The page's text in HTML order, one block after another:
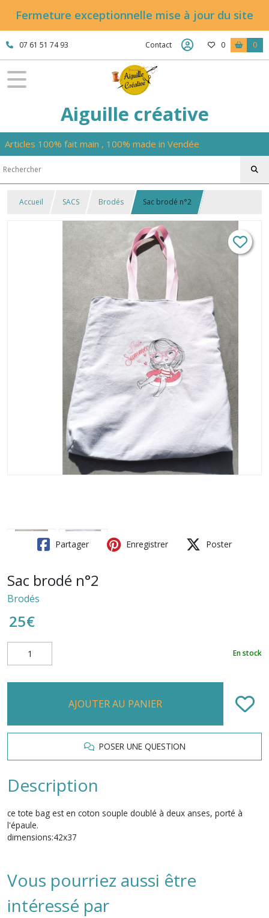
Fermeture exceptionnelle mise à jour du site
07 61 51 74 93 Contact 0 0
Aiguille créative
Articles 100% fait main , 100% made in Vendée
Accueil SACS Brodés Sac brodé n°2
Partager Enregistrer Poster
Sac brodé n°2
Brodés
25€
En stock
AJOUTER AU PANIER
POSER UNE QUESTION
Description
ce tote bag est en coton souple doublé à deux anses, porté à
l'épaule.
dimensions:42x37
Vous pourriez aussi être
intéressé par